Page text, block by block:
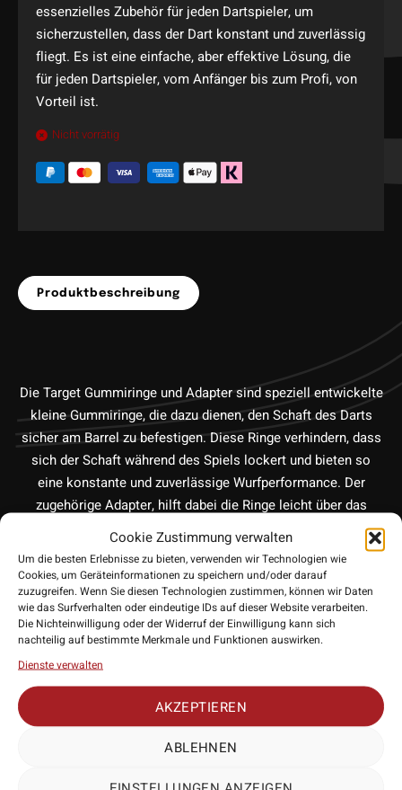
Cookie Zustimmung verwalten
Um die besten Erlebnisse zu bieten, verwenden wir Technologien wie
Cookies, um Geräteinformationen zu speichern und/oder darauf
zuzugreifen. Wenn Sie diesen Technologien zustimmen, können wir Daten
wie das Surfverhalten oder eindeutige IDs auf dieser Website verarbeiten.
Die Nichteinwilligung oder der Widerruf der Einwilligung kann sich
nachteilig auf bestimmte Merkmale und Funktionen auswirken.
Dienste verwalten
AKZEPTIEREN
ABLEHNEN
essenzielles Zubehör für jeden Dartspieler, um
sicherzustellen, dass der Dart konstant und zuverlässig
fliegt. Es ist eine einfache, aber effektive Lösung, die
für jeden Dartspieler, vom Anfänger bis zum Profi, von
Vorteil ist.
Nicht vorrätig
Produktbeschreibung
Die Target Gummiringe und Adapter sind speziell entwickelte
kleine Gummiringe, die dazu dienen, den Schaft des Darts
sicher am Barrel zu befestigen. Diese Ringe verhindern, dass
sich der Schaft während des Spiels lockert und bieten so
eine konstante und zuverlässige Wurfperformance. Der
zugehörige Adapter, hilft dabei die Ringe leicht über das
Gewinde zu bringen. Das Material der O Ringe ist robust und
langlebig, sodass sie auch bei regelmäßiger Anwendung
nicht leicht verschleißen. Die Anwendung ist einfach: Der O
Ring wird einfach über den Gewindebereich des Schafts
gezogen und festgezogen, um sicherzustellen, dass der
Schaft sicher am Barrel bleibt.
PASSENDES